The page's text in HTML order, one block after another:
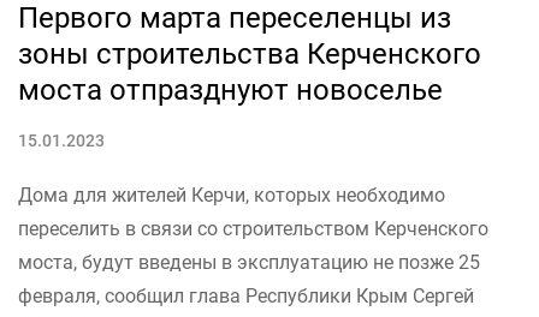
Первого марта переселенцы из
зоны строительства Керченского
моста отпразднуют новоселье
15.01.2023
Дома для жителей Керчи, которых необходимо
переселить в связи со строительством Керченского
моста, будут введены в эксплуатацию не позже 25
февраля, сообщил глава Республики Крым Сергей